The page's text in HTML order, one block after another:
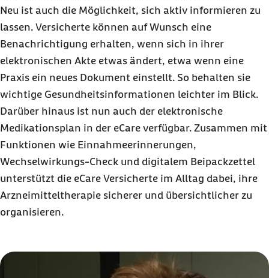
Neu ist auch die Möglichkeit, sich aktiv informieren zu
lassen. Versicherte können auf Wunsch eine
Benachrichtigung erhalten, wenn sich in ihrer
elektronischen Akte etwas ändert, etwa wenn eine
Praxis ein neues Dokument einstellt. So behalten sie
wichtige Gesundheitsinformationen leichter im Blick.
Darüber hinaus ist nun auch der elektronische
Medikationsplan in der eCare verfügbar. Zusammen mit
Funktionen wie Einnahmeerinnerungen,
Wechselwirkungs-Check und digitalem Beipackzettel
unterstützt die eCare Versicherte im Alltag dabei, ihre
Arzneimitteltherapie sicherer und übersichtlicher zu
organisieren.